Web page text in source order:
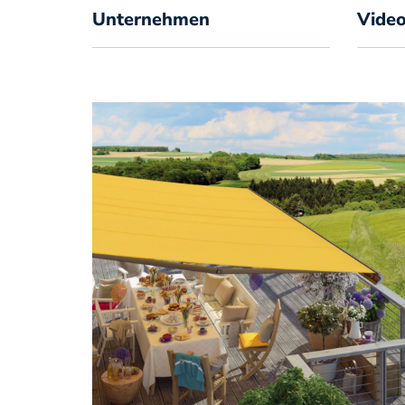
Unternehmen